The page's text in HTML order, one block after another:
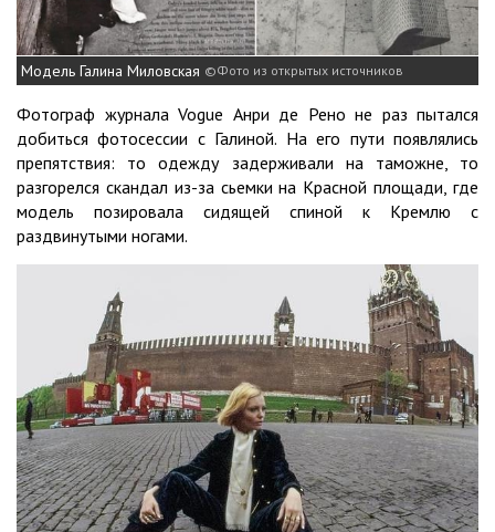
Модель Галина Миловская Фото из открытых источников
Фотограф журнала Vogue Анри де Рено не раз пытался
добиться фотосессии с Галиной. На его пути появлялись
препятствия: то одежду задерживали на таможне, то
разгорелся скандал из-за сьемки на Красной площади, где
модель позировала сидящей спиной к Кремлю с
раздвинутыми ногами.